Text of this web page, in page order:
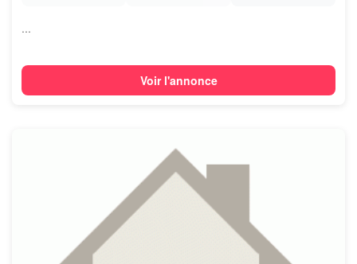
...
Voir l'annonce